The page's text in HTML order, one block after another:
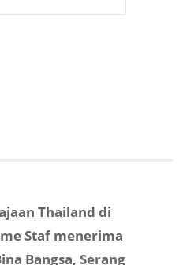
Thailand di
Staf menerima
Bangsa, Serang